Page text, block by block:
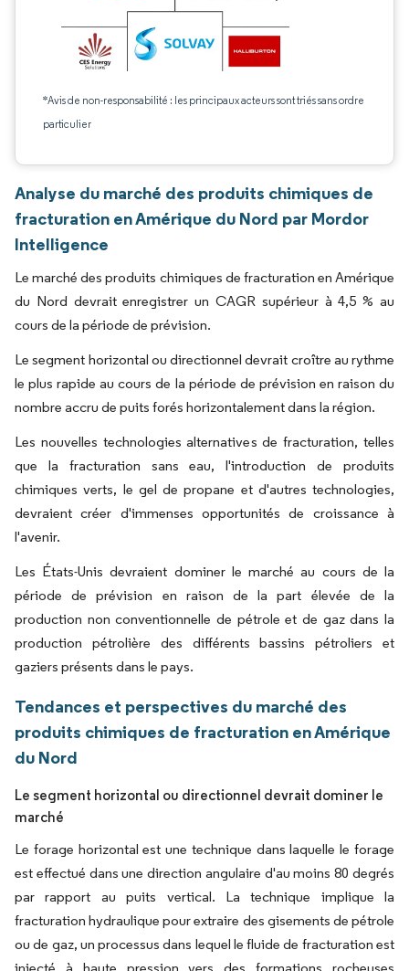
*Avis de non-responsabilité : les principaux acteurs sont triés sans ordre
particulier
Analyse du marché des produits chimiques de
fracturation en Amérique du Nord par Mordor
Intelligence
Le marché des produits chimiques de fracturation en Amérique
du Nord devrait enregistrer un CAGR supérieur à 4,5 % au
cours de la période de prévision.
Le segment horizontal ou directionnel devrait croître au rythme
le plus rapide au cours de la période de prévision en raison du
nombre accru de puits forés horizontalement dans la région.
Les nouvelles technologies alternatives de fracturation, telles
que la fracturation sans eau, l'introduction de produits
chimiques verts, le gel de propane et d'autres technologies,
devraient créer d'immenses opportunités de croissance à
l'avenir.
Les États-Unis devraient dominer le marché au cours de la
période de prévision en raison de la part élevée de la
production non conventionnelle de pétrole et de gaz dans la
production pétrolière des différents bassins pétroliers et
gaziers présents dans le pays.
Tendances et perspectives du marché des
produits chimiques de fracturation en Amérique
du Nord
Le segment horizontal ou directionnel devrait dominer le
marché
Le forage horizontal est une technique dans laquelle le forage
est effectué dans une direction angulaire d'au moins 80 degrés
par rapport au puits vertical. La technique implique la
fracturation hydraulique pour extraire des gisements de pétrole
ou de gaz, un processus dans lequel le fluide de fracturation est